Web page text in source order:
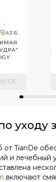
4.3 Б.
DE
уходу
от TianDe
и лечебный
включают